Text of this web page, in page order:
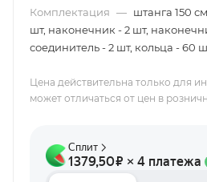
Комплектация — штанга 150
шт, наконечник - 2 шт,
соединитель - 2 шт, кольца - 60
Цена действительна только для
может отличаться от цен в